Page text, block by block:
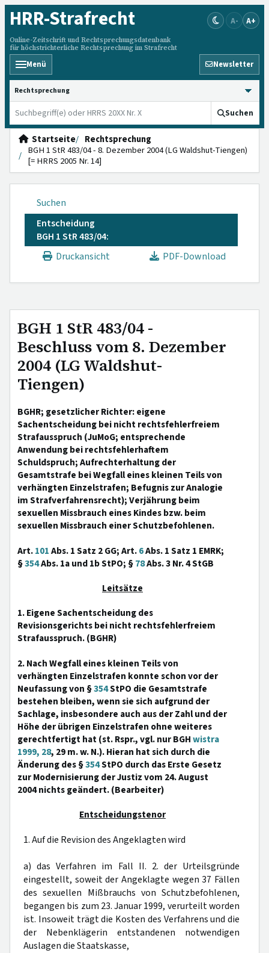
HRR-Strafrecht
Online-Zeitschrift und Rechtsprechungsdatenbank
für höchstrichterliche Rechtsprechung im Strafrecht
A- A+
Menü Newsletter
HRRS durchsuchen
Suchen
Startseite
Rechtsprechung
BGH 1 StR 483/04 - 8. Dezember 2004 (LG Waldshut-Tiengen)
[= HRRS 2005 Nr. 14]
Suchen
Entscheidung
BGH 1 StR 483/04:
Druckansicht
PDF-Download
BGH 1 StR 483/04 -
Beschluss vom 8. Dezember
2004 (LG Waldshut-
Tiengen)
BGHR; gesetzlicher Richter: eigene
Sachentscheidung bei nicht rechtsfehlerfreiem
Strafausspruch (JuMoG; entsprechende
Anwendung bei rechtsfehlerhaftem
Schuldspruch; Aufrechterhaltung der
Gesamtstrafe bei Wegfall eines kleinen Teils von
verhängten Einzelstrafen; Befugnis zur Analogie
im Strafverfahrensrecht); Verjährung beim
sexuellen Missbrauch eines Kindes bzw. beim
sexuellen Missbrauch einer Schutzbefohlenen.
Art.101Abs. 1 Satz 2 GG; Art.6Abs. 1 Satz 1 EMRK;
§354Abs. 1a und 1b StPO; §78Abs. 3 Nr. 4 StGB
Leitsätze
1. Eigene Sachentscheidung des
Revisionsgerichts bei nicht rechtsfehlerfreiem
Strafausspruch. (BGHR)
2. Nach Wegfall eines kleinen Teils von
verhängten Einzelstrafen konnte schon vor der
Neufassung von §354StPO die Gesamtstrafe
bestehen bleiben, wenn sie sich aufgrund der
Sachlage, insbesondere auch aus der Zahl und der
Höhe der übrigen Einzelstrafen ohne weiteres
gerechtfertigt hat (st. Rspr., vgl. nur BGHwistra
1999, 28, 29 m. w. N.). Hieran hat sich durch die
Änderung des §354StPO durch das Erste Gesetz
zur Modernisierung der Justiz vom 24. August
2004 nichts geändert. (Bearbeiter)
Entscheidungstenor
1. Auf die Revision des Angeklagten wird
a) das Verfahren im Fall II. 2. der Urteilsgründe
eingestellt, soweit der Angeklagte wegen 37 Fällen
des sexuellen Mißbrauchs von Schutzbefohlenen,
begangen bis zum 23. Januar 1999, verurteilt worden
ist. Insoweit trägt die Kosten des Verfahrens und die
der Nebenklägerin entstandenen notwendigen
Auslagen die Staatskasse,